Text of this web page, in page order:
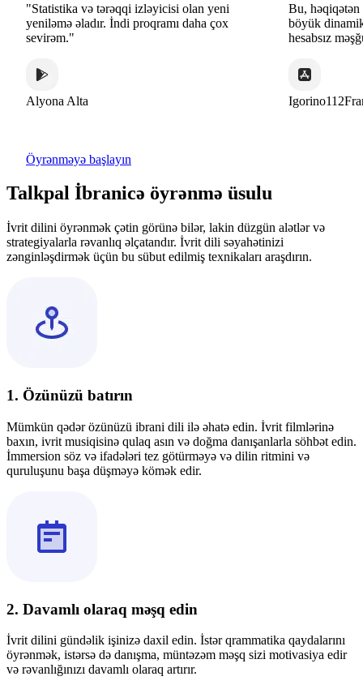
və tərəqqi izləyicisi olan yeni
əladır. İndi proqramı daha çox
Alta
Bu, həqiqətən də
böyük dinamik və
hesabsız
Igorino112France
Öyrənməyə başlayın
Talkpal İbranicə öyrənmə üsulu
İvrit dilini öyrənmək çətin görünə bilər, lakin düzgün alətlər və
strategiyalarla rəvanlıq əlçatandır. İvrit dili səyahətinizi
zənginləşdirmək üçün bu sübut edilmiş texnikaları araşdırın.
1. Özünüzü batırın
Mümkün qədər özünüzü ibrani dili ilə əhatə edin. İvrit filmlərinə
baxın, ivrit musiqisinə qulaq asın və doğma danışanlarla söhbət edin.
İmmersion söz və ifadələri tez götürməyə və dilin ritmini və
quruluşunu başa düşməyə kömək edir.
2. Davamlı olaraq məşq edin
İvrit dilini gündəlik işinizə daxil edin. İstər qrammatika qaydalarını
öyrənmək, istərsə də danışma, müntəzəm məşq sizi motivasiya edir
və rəvanlığınızı davamlı olaraq artırır.